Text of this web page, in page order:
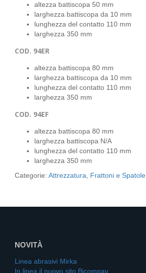
altezza battiscopa 50 mm
larghezza battiscopa da 10 mm
lunghezza del contatto 110 mm
larghezza 350 mm
COD. 94ER
altezza battiscopa 80 mm
larghezza battiscopa da 10 mm
lunghezza del contatto 110 mm
larghezza 350 mm
COD. 94EF
altezza battiscopa 80 mm
larghezza battiscopa N/A
lunghezza del contatto 110 mm
larghezza 350 mm
Categorie: Attrezzatura Frattoni e Spatole
NOVITÀ
Linea abrasivi Mirka
In linea il nuovo sito Bicompav